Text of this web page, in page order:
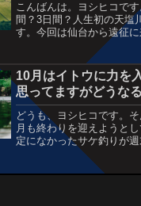
こんばんは。ヨシヒコで
間？3日間？人生初の天塩
す。今回は仙台から遠征
沢さんと一緒です。なんと
見たいですね。未知な場
ト探しに苦労しそうです
三国峠の「鹿」さんだ...
10月はイトウに力を
思ってますがどうな
どうも、ヨシヒコです。
月も終わりを迎えようと
定になかったサケ釣りが
まいましたが課題が多く残
もあるので、最終戦に相
ることを願うばかりです